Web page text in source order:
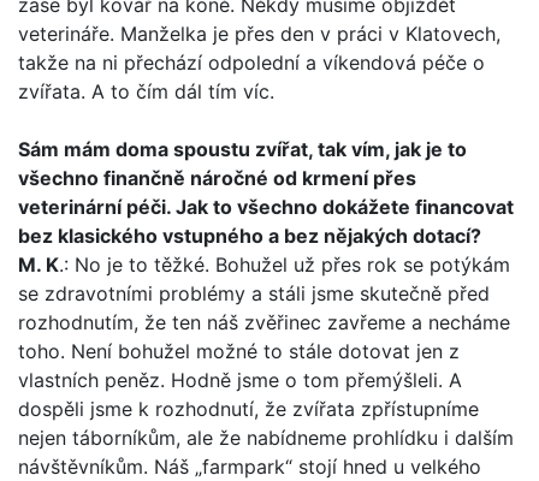
veterináře. Manželka je přes den v práci v Klatovech,
takže na ni přechází odpolední a víkendová péče o
zvířata. A to čím dál tím víc.
Sám mám doma spoustu zvířat, tak vím, jak je to
všechno finančně náročné od krmení přes
veterinární péči. Jak to všechno dokážete financovat
bez klasického vstupného a bez nějakých dotací?
M. K.: No je to těžké. Bohužel už přes rok se potýkám
se zdravotními problémy a stáli jsme skutečně před
rozhodnutím, že ten náš zvěřinec zavřeme a necháme
toho. Není bohužel možné to stále dotovat jen z
vlastních peněz. Hodně jsme o tom přemýšleli. A
dospěli jsme k rozhodnutí, že zvířata zpřístupníme
nejen táborníkům, ale že nabídneme prohlídku i dalším
návštěvníkům. Náš „farmpark“ stojí hned u velkého